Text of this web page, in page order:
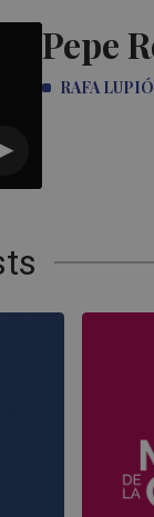
Pepe
RAFA